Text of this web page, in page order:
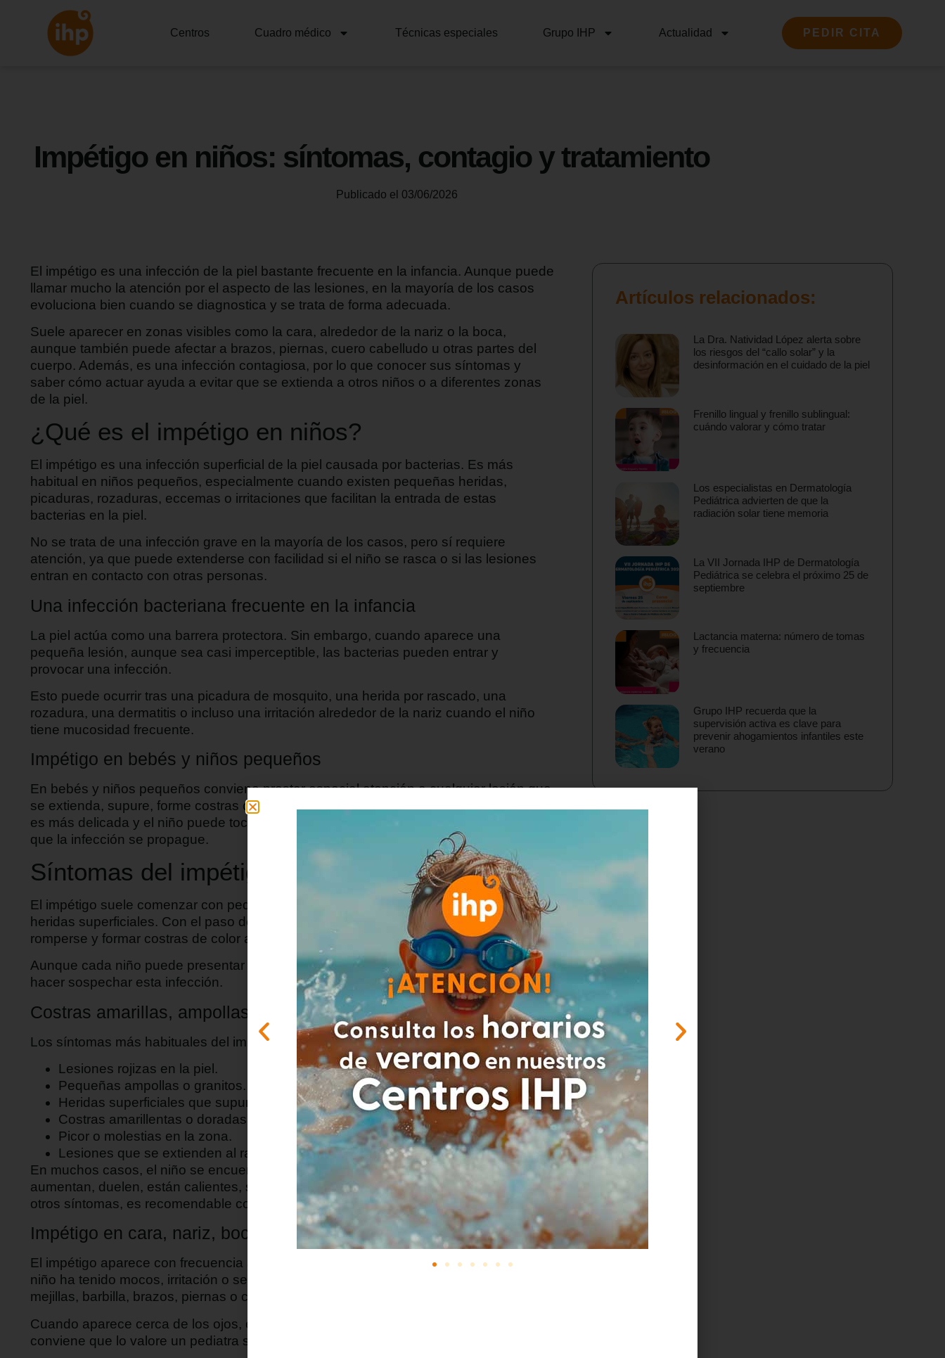
Centros Cuadro médico Técnicas especiales Grupo IHP Actualidad PEDIR CITA
Impétigo en niños: síntomas, contagio y tratamiento
Publicado el 03/06/2026
El impétigo es una infección de la piel bastante frecuente en la infancia. Aunque puede
llamar mucho la atención por el aspecto de las lesiones, en la mayoría de los casos
evoluciona bien cuando se diagnostica y se trata de forma adecuada.
Suele aparecer en zonas visibles como la cara, alrededor de la nariz o la boca,
aunque también puede afectar a brazos, piernas, cuero cabelludo u otras partes del
cuerpo. Además, es una infección contagiosa, por lo que conocer sus síntomas y
saber cómo actuar ayuda a evitar que se extienda a otros niños o a diferentes zonas
de la piel.
¿Qué es el impétigo en niños?
El impétigo es una infección superficial de la piel causada por bacterias. Es más
habitual en niños pequeños, especialmente cuando existen pequeñas heridas,
picaduras, rozaduras, eccemas o irritaciones que facilitan la entrada de estas
bacterias en la piel.
No se trata de una infección grave en la mayoría de los casos, pero sí requiere
atención, ya que puede extenderse con facilidad si el niño se rasca o si las lesiones
entran en contacto con otras personas.
Una infección bacteriana frecuente en la infancia
La piel actúa como una barrera protectora. Sin embargo, cuando aparece una
pequeña lesión, aunque sea casi imperceptible, las bacterias pueden entrar y
provocar una infección.
Esto puede ocurrir tras una picadura de mosquito, una herida por rascado, una
rozadura, una dermatitis o incluso una irritación alrededor de la nariz cuando el niño
tiene mucosidad frecuente.
Impétigo en bebés y niños pequeños
En bebés y niños pequeños conviene prestar especial atención a cualquier lesión que
se extienda, supure, forme costras o no mejore en pocos días. A estas edades, la piel
es más delicada y el niño puede tocarse o rascarse sin darse cuenta, lo que favorece
que la infección se propague.
Síntomas del impétigo
El impétigo suele comenzar con pequeñas manchas rojas, granitos, ampollas o
heridas superficiales. Con el paso de las horas o los días, estas lesiones pueden
romperse y formar costras de color amarillento o aspecto parecido a la miel.
Aunque cada niño puede presentar una evolución diferente, hay señales que deben
hacer sospechar esta infección.
Costras amarillas, ampollas y heridas en la piel
Los síntomas más habituales del impétigo son:
Lesiones rojizas en la piel.
Pequeñas ampollas o granitos.
Heridas superficiales que supuran.
Costras amarillentas o doradas.
Picor o molestias en la zona.
Lesiones que se extienden al rascarse.
En muchos casos, el niño se encuentra bien y no tiene fiebre. Aun así, si las lesiones
aumentan, duelen, están calientes, se acompañan de malestar general o aparecen
otros síntomas, es recomendable consultar cuanto antes.
Impétigo en cara, nariz, boca, piernas o cuero cabelludo
El impétigo aparece con frecuencia alrededor de la nariz y la boca, especialmente si el
niño ha tenido mocos, irritación o se toca mucho la zona. También puede afectar a
mejillas, barbilla, brazos, piernas o cuero cabelludo.
Cuando aparece cerca de los ojos, en bebés pequeños o en zonas extensas,
conviene que lo valore un pediatra sin demorarlo.
Artículos relacionados:
La Dra. Natividad López alerta sobre
los riesgos del “callo solar” y la
desinformación en el cuidado de la piel
Frenillo lingual y frenillo sublingual:
cuándo valorar y cómo tratar
Los especialistas en Dermatología
Pediátrica advierten de que la
radiación solar tiene memoria
La VII Jornada IHP de Dermatología
Pediátrica se celebra el próximo 25 de
septiembre
Lactancia materna: número de tomas
y frecuencia
Grupo IHP recuerda que la
supervisión activa es clave para
prevenir ahogamientos infantiles este
verano